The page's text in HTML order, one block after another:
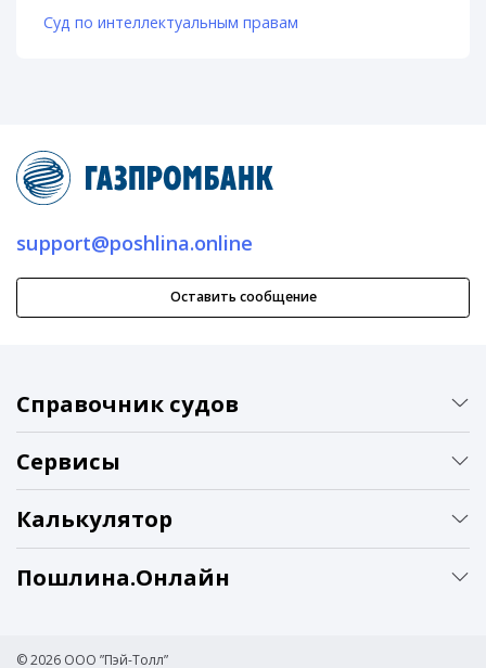
Суд по интеллектуальным правам
support@poshlina.online
Оставить сообщение
Справочник судов
Сервисы
Калькулятор
Пошлина.Онлайн
© 2026 ООО ”Пэй-Толл”